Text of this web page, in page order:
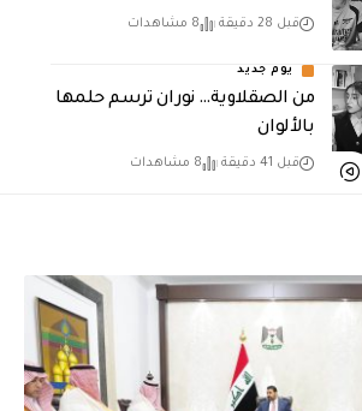
قبل 28 دقيقة 8 مشاهدات
يوم جديد
من الصقلاوية… نوران ترسم حلمها
بالألوان
قبل 41 دقيقة 8 مشاهدات